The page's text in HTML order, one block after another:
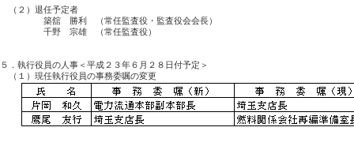
（２）退任予定者
築舘　勝利　（常任監査役・監査役会会長）
千野　宗雄　（常任監査役）
５．執行役員の人事＜平成２３年６月２８日付予定＞